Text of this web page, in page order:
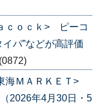
ｃｏｃｋ> ピーコ
パ”などが高評価
(0872)
海ＭＡＲＫＥＴ>
2026年4月30日・5